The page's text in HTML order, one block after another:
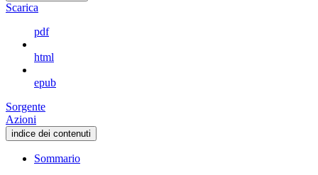
Scarica
pdf
html
epub
Sorgente
Azioni
indice dei contenuti
Sommario